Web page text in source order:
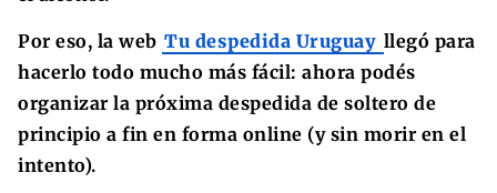
Por eso, la web Tu despedida Uruguay llegó para
hacerlo todo mucho más fácil: ahora podés
organizar la próxima despedida de soltero de
principio a fin en forma online (y sin morir en el
intento).